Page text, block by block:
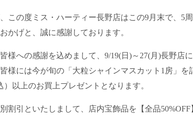
この度ミス・ハーティー長野店はこの9月末で、5
かげと、誠に感謝しております。
様への感謝を込めまして、9/19(日)～27(月)長野店
様には今が旬の「大粒シャインマスカット1房」
）以上のお買上プレゼントとなります。
割引といたしまして、店内宝飾品を【全品